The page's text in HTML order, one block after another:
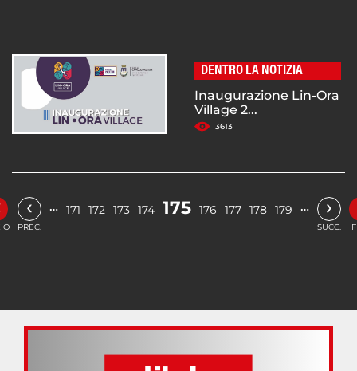
DENTRO LA NOTIZIA
Inaugurazione Lin-Ora
Village 2...
3613
‹
PREC.
… 171 172 173 174 175 176 177 178 179 … ›
SUCC.